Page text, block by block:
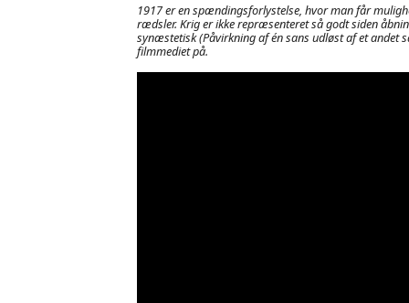
1917 er en spændingsforlystelse, hvor man får
rædsler. Krig er ikke repræsenteret så godt siden
synæstetisk(Påvirkning af én sans udløst af et andet
filmmediet på.